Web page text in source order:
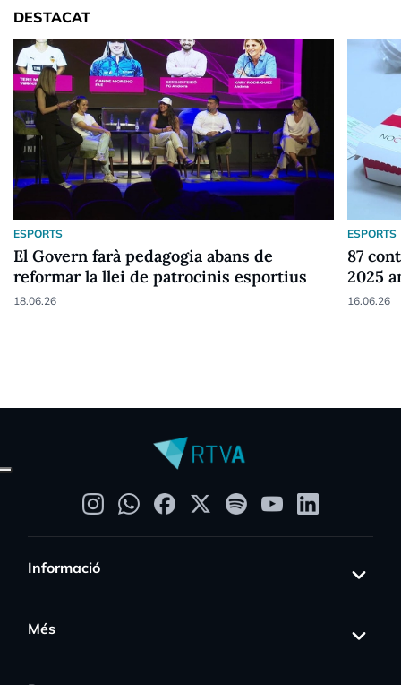
DESTACAT
ESPORTS
El Govern farà pedagogia abans de
reformar la llei de patrocinis esportius
18.06.26
ESPORTS
87
2025
16.06.26
Informació
Més